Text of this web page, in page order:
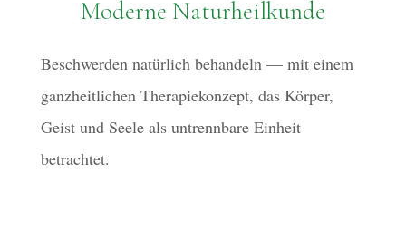
Moderne Naturheilkunde
Beschwerden natürlich behandeln — mit einem
ganzheitlichen Therapiekonzept, das Körper,
Geist und Seele als untrennbare Einheit
betrachtet.